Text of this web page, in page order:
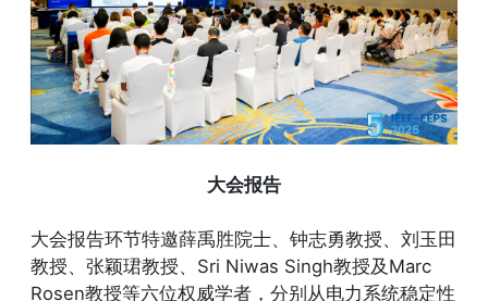
大会报告
大会报告环节特邀薛禹胜院士、钟志勇教授、刘玉田
教授、张颖珺教授、Sri Niwas Singh教授及Marc
Rosen教授等六位权威学者，分别从电力系统稳定性